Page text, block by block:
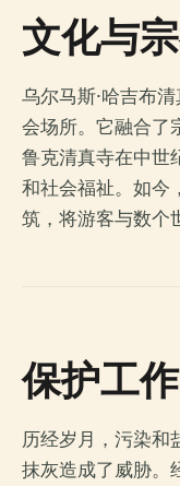
文化与
乌尔马斯·哈吉布
会场所。它融合了
鲁克清真寺在中世
和社会福祉。如今
筑，将游客与数个
保护工作
历经岁月，污染和
抹灰造成了威胁